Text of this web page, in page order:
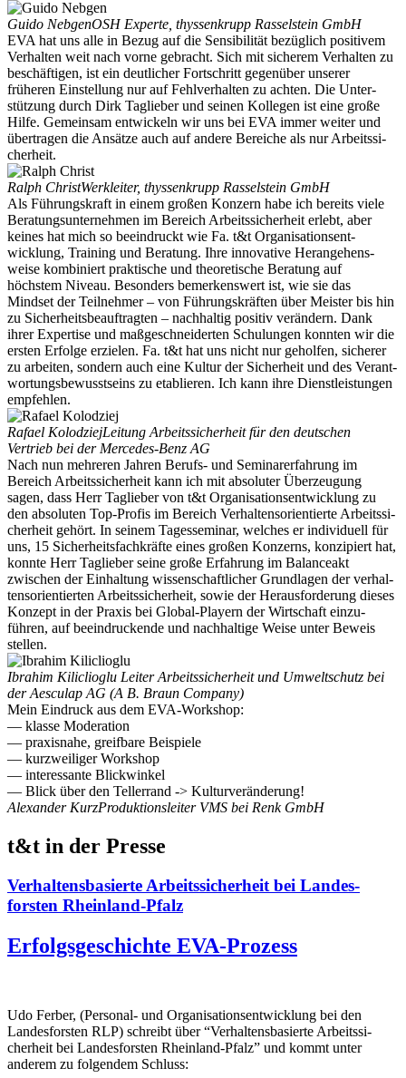
Guido NebgenOSH Experte, thyssen­krupp Rassel­stein GmbH
EVA hat uns alle in Bezug auf die Sensi­bi­lität bezüglich positivem
Verhalten weit nach vorne gebracht. Sich mit sicherem Verhalten zu
beschäf­tigen, ist ein deutlicher Fortschritt gegenüber unserer
früheren Einstellung nur auf Fehlver­halten zu achten. Die Unter­
stützung durch Dirk Taglieber und seinen Kollegen ist eine große
Hilfe. Gemeinsam entwi­ckeln wir uns bei EVA immer weiter und
übertragen die Ansätze auch auf andere Bereiche als nur Arbeits­si­
cherheit.
Ralph ChristWerkleiter, thyssen­krupp Rassel­stein GmbH
Als Führungs­kraft in einem großen Konzern habe ich bereits viele
Beratungs­un­ter­nehmen im Bereich Arbeits­si­cherheit erlebt, aber
keines hat mich so beein­druckt wie Fa. t&t Organi­sa­ti­ons­ent­
wicklung, Training und Beratung. Ihre innovative Heran­ge­hens­
weise kombi­niert praktische und theore­tische Beratung auf
höchstem Niveau. Besonders bemer­kenswert ist, wie sie das
Mindset der Teilnehmer – von Führungs­kräften über Meister bis hin
zu Sicher­heits­be­auf­tragten – nachhaltig positiv verändern. Dank
ihrer Expertise und maßge­schnei­derten Schulungen konnten wir die
ersten Erfolge erzielen. Fa. t&t hat uns nicht nur geholfen, sicherer
zu arbeiten, sondern auch eine Kultur der Sicherheit und des Verant­
wor­tungs­be­wusst­seins zu etablieren. Ich kann ihre Dienst­leis­tungen
empfehlen.
Rafael KolodziejLeitung Arbeits­si­cherheit für den deutschen
Vertrieb bei der Mercedes-Benz AG
Nach nun mehreren Jahren Berufs- und Seminar­er­fahrung im
Bereich Arbeits­si­cherheit kann ich mit absoluter Überzeugung
sagen, dass Herr Taglieber von t&t Organi­sa­ti­ons­ent­wicklung zu
den absoluten Top-Profis im Bereich Verhal­tens­ori­en­tierte Arbeits­si­
cherheit gehört. In seinem Tages­se­minar, welches er indivi­duell für
uns, 15 Sicher­heits­fach­kräfte eines großen Konzerns, konzi­piert hat,
konnte Herr Taglieber seine große Erfahrung im Balan­ceakt
zwischen der Einhaltung wissen­schaft­licher Grund­lagen der verhal­
tens­ori­en­tierten Arbeits­si­cherheit, sowie der Heraus­for­derung dieses
Konzept in der Praxis bei Global-Playern der Wirtschaft einzu­
führen, auf beein­dru­ckende und nachhaltige Weise unter Beweis
stellen.
Ibrahim Kiliclioglu Leiter Arbeits­si­cherheit und Umwelt­schutz bei
der Aesculap AG (A B. Braun Company)
Mein Eindruck aus dem EVA-Workshop:
— klasse Moderation
— praxisnahe, greifbare Beispiele
— kurzwei­liger Workshop
— inter­es­sante Blick­winkel
— Blick über den Tellerrand -> Kultur­ver­än­derung!
Alexander KurzProduk­ti­ons­leiter VMS bei Renk GmbH
t&t in der Presse
Verhal­tens­ba­sierte Arbeits­si­cherheit bei Landes­
forsten Rheinland-Pfalz
Erfolgs­ge­schichte EVA-Prozess
Udo Ferber, (Personal- und Organi­sa­ti­ons­ent­wicklung bei den
Landes­forsten RLP) schreibt über “Verhal­tens­ba­sierte Arbeits­si­
cherheit bei Landes­forsten Rheinland-Pfalz” und kommt unter
anderem zu folgendem Schluss: